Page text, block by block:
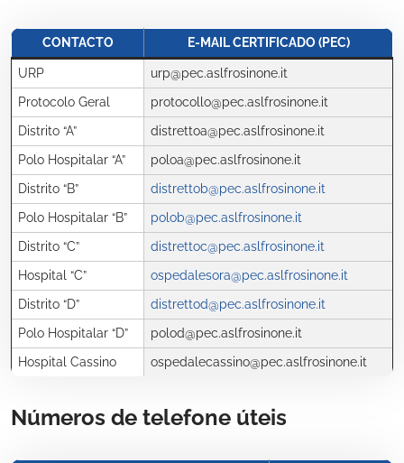
CONTACTO E-MAIL CERTIFICADO (PEC)
URP
urp@pec.aslfrosinone.it
Protocolo Geral
protocollo@pec.aslfrosinone.it
Distrito “A”
distrettoa@pec.aslfrosinone.it
Polo Hospitalar “A”
poloa@pec.aslfrosinone.it
Distrito “B”
distrettob@pec.aslfrosinone.it
Polo Hospitalar “B”
polob@pec.aslfrosinone.it
Distrito “C”
distrettoc@pec.aslfrosinone.it
Hospital “C”
ospedalesora@pec.aslfrosinone.it
Distrito “D”
distrettod@pec.aslfrosinone.it
Polo Hospitalar “D”
polod@pec.aslfrosinone.it
Hospital Cassino
ospedalecassino@pec.aslfrosinone.it
Números de telefone úteis